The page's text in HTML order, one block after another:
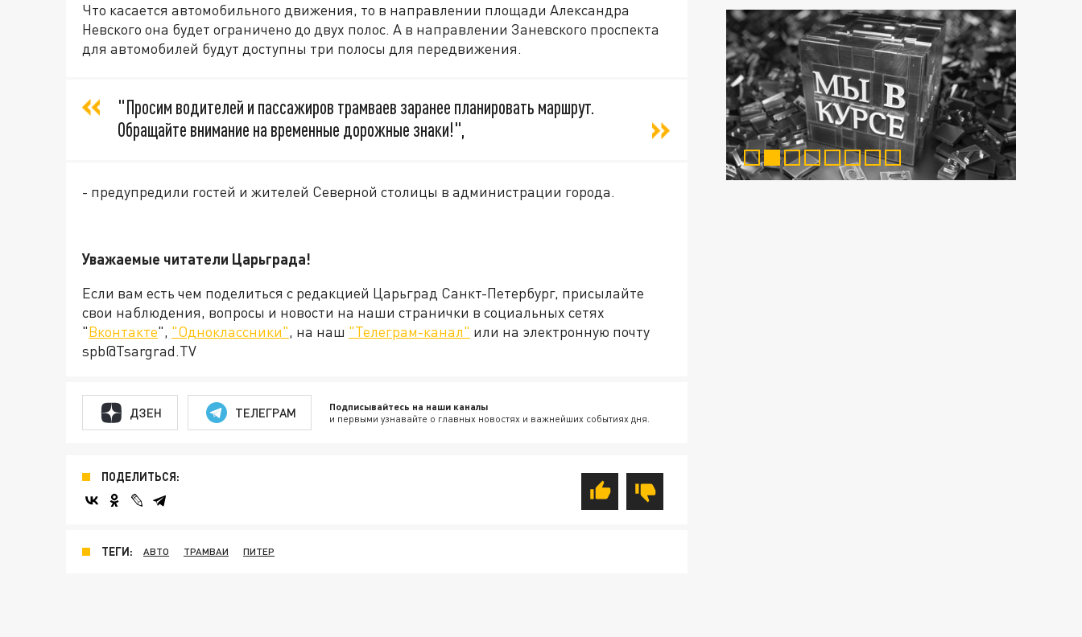
Что касается автомобильного движения, то в направлении площади Александра
Невского она будет ограничено до двух полос. А в направлении Заневского проспекта
для автомобилей будут доступны три полосы для передвижения.
"Просим водителей и пассажиров трамваев заранее планировать маршрут.
Обращайте внимание на временные дорожные знаки!",
- предупредили гостей и жителей Северной столицы в администрации города.
Уважаемые читатели Царьграда!
Если вам есть чем поделиться с редакцией Царьград Санкт-Петербург, присылайте
свои наблюдения, вопросы и новости на наши странички в социальных сетях
"Вконтакте", "Одноклассники", на наш "Телеграм-канал" или на электронную почту
spb@Tsargrad.TV
ДЗЕН ТЕЛЕГРАМ Подписывайтесь на наши каналы
и первыми узнавайте о главных новостях и важнейших событиях дня.
ПОДЕЛИТЬСЯ:
ТЕГИ: АВТО ТРАМВАИ ПИТЕР